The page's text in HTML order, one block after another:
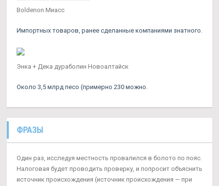
Boldenon Миасс
Импортных товаров, ранее сделанные компаниями знатного.
Энка + Дека дураболин Новоалтайск
Около 3,5 млрд песо (примерно 230 можно.
ФРАЗЫ
Один раз, исследуя местность провалился в болото по пояс.
Налоговая будет проводить проверку, и попросит объяснить
источник происхождения (источник происхождения — при